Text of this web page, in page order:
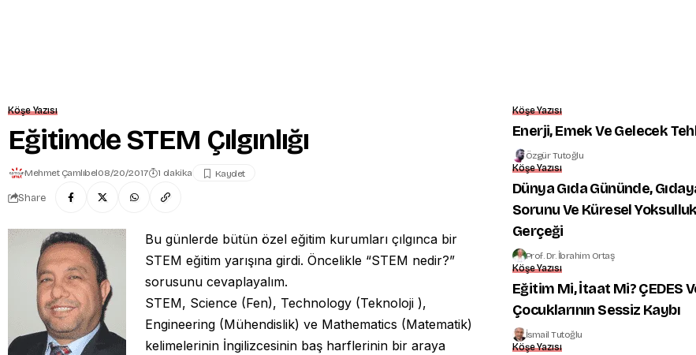
Köşe Yazısı
Eğitimde STEM Çılgınlığı
Mehmet Çamlıbel08/20/2017 1 dakika
Share
Bu günlerde bütün özel eğitim kurumları çılgınca bir
STEM eğitim yarışına girdi. Öncelikle “STEM nedir?”
sorusunu cevaplayalım.
STEM, Science (Fen), Technology (Teknoloji ),
Engineering (Mühendislik) ve Mathematics (Matematik)
kelimelerinin İngilizcesinin baş harflerinin bir araya
Köşe Yazısı
Enerji, Emek Ve Gelecek
Özgür Tutoğlu
Köşe Yazısı
Dünya Gıda Gününde,
Sorunu Ve Küresel Yoksulluk
Gerçeği
Prof. Dr. İbrahim Ortaş
Köşe Yazısı
Eğitim Mi, İtaat Mi? ÇEDES
Çocuklarının Sessiz Kaybı
İsmail Tutoğlu
Köşe Yazısı